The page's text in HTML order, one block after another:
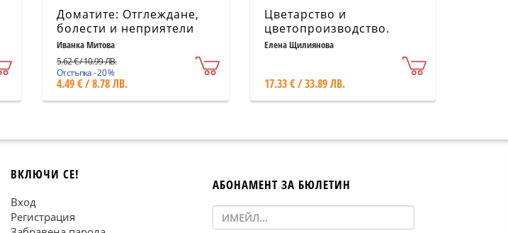
Доматите: Отглеждане,
болести и неприятели
съхранение
Иванка Митова
5.62 € / 10.99 ЛВ.
Отстъпка - 20 %
4.49 € / 8.78 ЛВ.
Цветарство и
цветопроизводство.
Втора специална част -
Елена Щилиянова
17.33 € / 33.89 ЛВ.
ВКЛЮЧИ СЕ!
Вход
Регистрация
АБОНАМЕНТ ЗА БЮЛЕТИН